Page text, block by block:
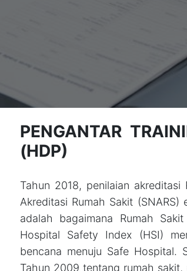
PENGANTAR
(HDP)
Tahun 2018, penilaian akreditasi
Akreditasi Rumah Sakit
adalah bagaimana Rumah
Hospital Safety Index (HSI)
bencana menuju Safe Hospital.
Tahun 2009 tentang rumah sakit,